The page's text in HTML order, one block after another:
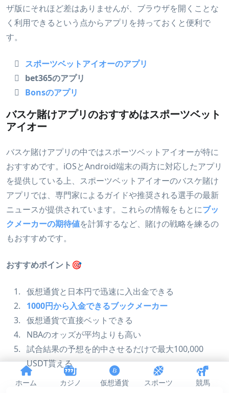
ホーム カジノ 仮想通貨 スポーツ 競馬
ザ版にそれほど差はありませんが、ブラウザを開くことな
く利用できるという点からアプリを持っておくと便利で
す。
スポーツベットアイオーのアプリ
bet365のアプリ
Bonsのアプリ
バスケ賭けアプリのおすすめはスポーツベット
アイオー
バスケ賭けアプリの中ではスポーツベットアイオーが特に
おすすめです。iOSとAndroid端末の両方に対応したアプリ
を提供している上、スポーツベットアイオーのバスケ賭け
アプリでは、専門家によるガイドや推奨される選手の最新
ニュースが提供されています。これらの情報をもとにブッ
クメーカーの期待値を計算するなど、賭けの戦略を練るの
もおすすめです。
おすすめポイント🎯
仮想通貨と日本円で迅速に入出金できる
1000円から入金できるブックメーカー
仮想通貨で直接ベットできる
NBAのオッズが平均よりも高い
試合結果の予想を的中させるだけで最大100,000
USDT貰える